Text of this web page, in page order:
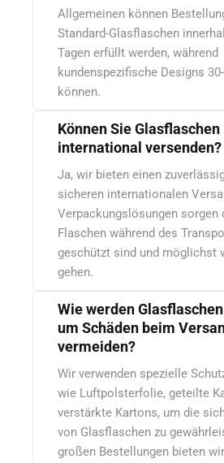
Allgemeinen können
Standard-Glasflaschen
Tagen erfüllt werden, während
kundenspezifische Designs
können.
Können Sie Glasflaschen
international versenden?
Ja, wir bieten einen
sicheren internationalen
Verpackungslösungen sorgen
Flaschen während des
geschützt sind und möglichst
gehen.
Wie werden
um Schäden beim
vermeiden?
Wir verwenden spezielle
wie Luftpolsterfolie, geteilte
verstärkte Kartons, um die
von Glasflaschen zu
großen Bestellungen bieten